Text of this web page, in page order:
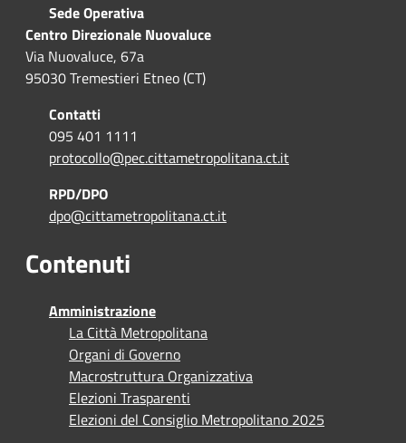
Sede Operativa
Centro Direzionale Nuovaluce
Via Nuovaluce, 67a
95030 Tremestieri Etneo (CT)
Contatti
095 401 1111
protocollo@pec.cittametropolitana.ct.it
RPD/DPO
dpo@cittametropolitana.ct.it
Contenuti
Amministrazione
La Città Metropolitana
Organi di Governo
Macrostruttura Organizzativa
Elezioni Trasparenti
Elezioni del Consiglio Metropolitano 2025